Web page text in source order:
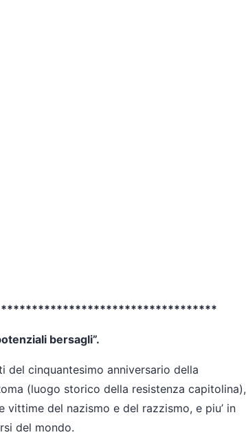
bersagli”.
del cinquantesimo anniversario della
(luogo storico della resistenza capitolina),
vittime del nazismo e del razzismo, e piu’ in
del mondo.